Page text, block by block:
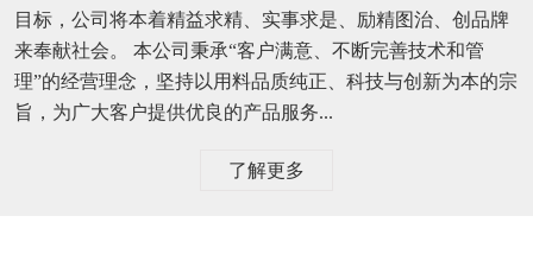
目标，公司将本着精益求精、实事求是、励精图治、创品牌
来奉献社会。 本公司秉承“客户满意、不断完善技术和管
理”的经营理念，坚持以用料品质纯正、科技与创新为本的宗
旨，为广大客户提供优良的产品服务...
了解更多